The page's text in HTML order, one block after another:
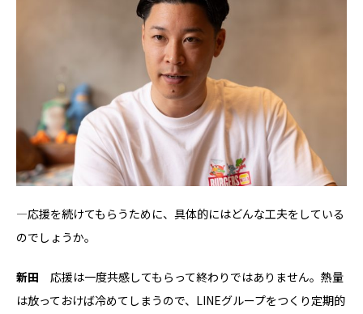
―応援を続けてもらうために、具体的にはどんな工夫をしている
のでしょうか。
新田 応援は一度共感してもらって終わりではありません。熱量
は放っておけば冷めてしまうので、LINEグループをつくり定期的